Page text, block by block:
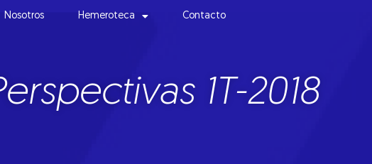
Nosotros Hemeroteca Contacto
1T-2018